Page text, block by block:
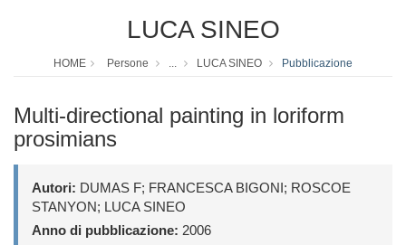
LUCA SINEO
HOME Persone ... LUCA SINEO Pubblicazione
Multi-directional painting in loriform
prosimians
Autori: DUMAS F; FRANCESCA BIGONI; ROSCOE
STANYON; LUCA SINEO
Anno di pubblicazione: 2006